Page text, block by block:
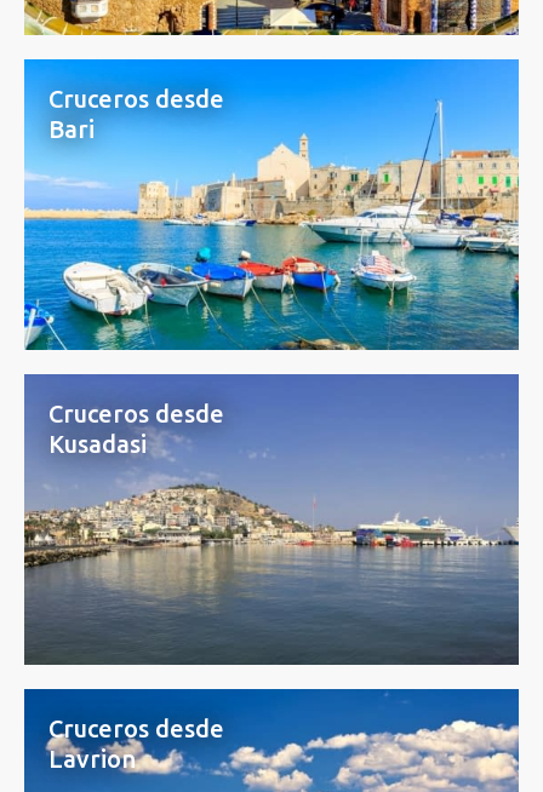
Cruceros desde
Bari
Cruceros desde
Kusadasi
Cruceros desde
Lavrion